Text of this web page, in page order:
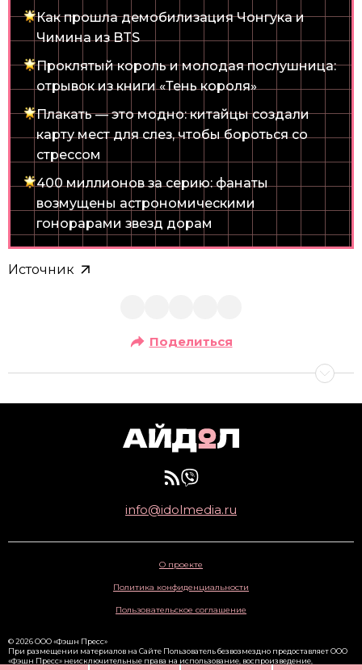
Как прошла демобилизация Чонгука и
Чимина из BTS
Проклятый король и молодая послушница:
отрывок из книги «Тень короля»
Плакать — это модно: китайцы создали
карту мест для слез, чтобы бороться со
стрессом
400 миллионов за серию: фанаты
возмущены астрономическими
гонорарами звезд дорам
Источник
Поделиться
info@idolmedia.ru
О проекте
Политика конфиденциальности
Пользовательское соглашение
© 2026 ООО «Фэшн Пресс»
При размещении материалов на Сайте Пользователь безвозмездно предоставляет ООО
«Фэшн Пресс» неисключительные права на использование, воспроизведение,